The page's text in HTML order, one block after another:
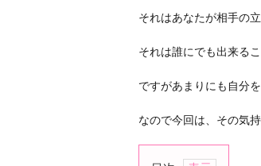
それはあなたが相手の
それは誰にでも出来る
ですがあまりにも自分
なので今回は、その気